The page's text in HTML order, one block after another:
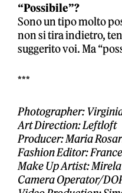
“Possibile”?
Sono un tipo molto
non si tira indietro,
suggerito voi. Ma
***
Photographer:
Art Direction: Leftloft
Producer: Maria
Fashion Editor:
Make Up Artist:
Camera Operator/